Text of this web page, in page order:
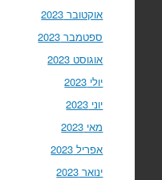
אוקטובר 2023
ספטמבר 2023
אוגוסט 2023
יולי 2023
יוני 2023
מאי 2023
אפריל 2023
ינואר 2023